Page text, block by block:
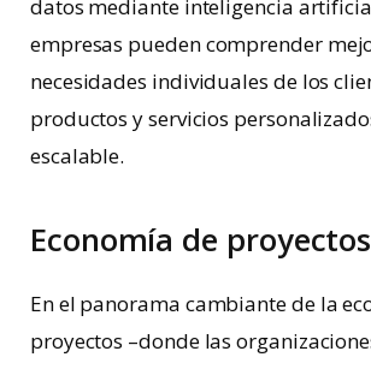
datos mediante inteligencia
empresas pueden comprender
necesidades individuales de los
productos y servicios
escalable.
Economía de proyectos
En el panorama cambiante de la
proyectos –donde las